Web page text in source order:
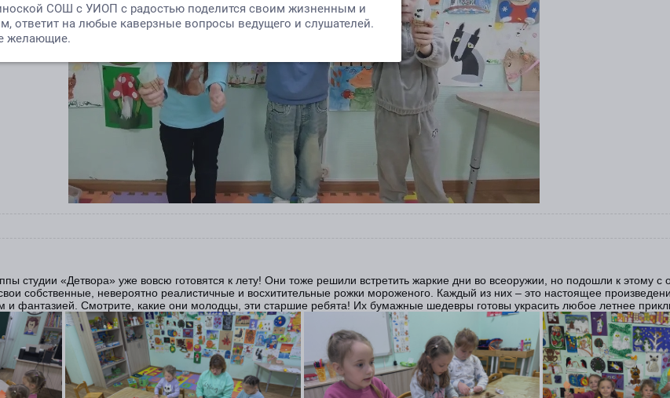
студии «Детвора» уже вовсю готовятся к лету! Они тоже решили встретить жаркие дни во всеоружии, но подошли к этому
собственные, невероятно реалистичные и восхитительные рожки мороженого. Каждый из них – это настоящее
и фантазией. Смотрите, какие они молодцы, эти старшие ребята! Их бумажные шедевры готовы украсить любое летнее